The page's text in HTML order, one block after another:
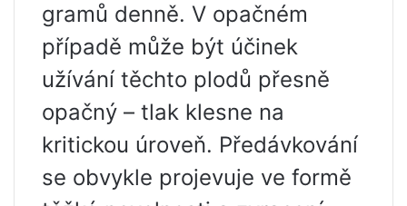
gramů denně. V opačném
případě může být účinek
užívání těchto plodů přesně
opačný – tlak klesne na
kritickou úroveň. Předávkování
se obvykle projevuje ve formě